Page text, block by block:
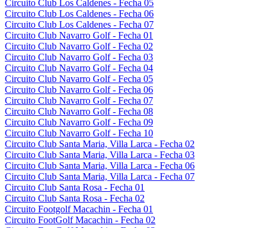
Circuito Club Los Caldenes - Fecha 05
Circuito Club Los Caldenes - Fecha 06
Circuito Club Los Caldenes - Fecha 07
Circuito Club Navarro Golf - Fecha 01
Circuito Club Navarro Golf - Fecha 02
Circuito Club Navarro Golf - Fecha 03
Circuito Club Navarro Golf - Fecha 04
Circuito Club Navarro Golf - Fecha 05
Circuito Club Navarro Golf - Fecha 06
Circuito Club Navarro Golf - Fecha 07
Circuito Club Navarro Golf - Fecha 08
Circuito Club Navarro Golf - Fecha 09
Circuito Club Navarro Golf - Fecha 10
Circuito Club Santa Maria, Villa Larca - Fecha 02
Circuito Club Santa Maria, Villa Larca - Fecha 03
Circuito Club Santa Maria, Villa Larca - Fecha 06
Circuito Club Santa Maria, Villa Larca - Fecha 07
Circuito Club Santa Rosa - Fecha 01
Circuito Club Santa Rosa - Fecha 02
Circuito Footgolf Macachin - Fecha 01
Circuito FootGolf Macachin - Fecha 02